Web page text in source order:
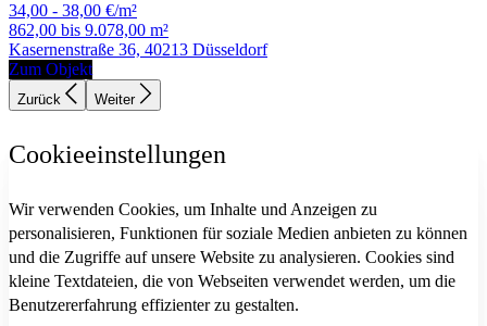
34,00 - 38,00 €/m²
862,00 bis 9.078,00 m²
Kasernenstraße 36, 40213 Düsseldorf
Zum Objekt
Zurück Weiter
Cookieeinstellungen
Wir verwenden Cookies, um Inhalte und Anzeigen zu
personalisieren, Funktionen für soziale Medien anbieten zu können
und die Zugriffe auf unsere Website zu analysieren. Cookies sind
kleine Textdateien, die von Webseiten verwendet werden, um die
Benutzererfahrung effizienter zu gestalten.